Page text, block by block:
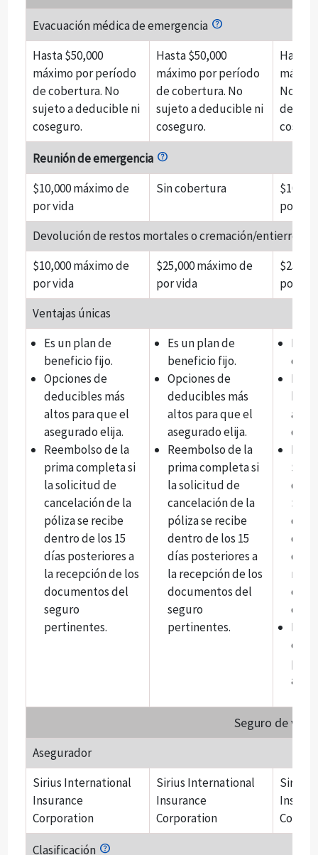
Evacuación médica de emergencia
Hasta $50,000
máximo por período
de cobertura. No
sujeto a deducible ni
coseguro.
Hasta $50,000
máximo por período
de cobertura. No
sujeto a deducible ni
coseguro.
Hasta
No
Reunión de emergencia
$10,000 máximo de
por vida
Sin cobertura
por
Devolución de restos mortales o cremación/entierro
$10,000 máximo de
por vida
$25,000 máximo de
por vida
por
Ventajas únicas
Es un plan de
beneficio fijo.
Opciones de
deducibles más
altos para que el
asegurado elija.
Reembolso de la
prima completa si
la solicitud de
cancelación de la
póliza se recibe
dentro de los 15
días posteriores a
la recepción de los
documentos del
seguro
pertinentes.
Es un plan de
beneficio fijo.
Opciones de
deducibles más
altos para que el
asegurado elija.
Reembolso de la
prima completa si
la solicitud de
cancelación de la
póliza se recibe
dentro de los 15
días posteriores a
la recepción de los
documentos del
seguro
pertinentes.
Es
de
de
Seguro de viaje
Asegurador
Sirius International
Insurance
Corporation
Sirius International
Insurance
Corporation
Sirius
Clasificación